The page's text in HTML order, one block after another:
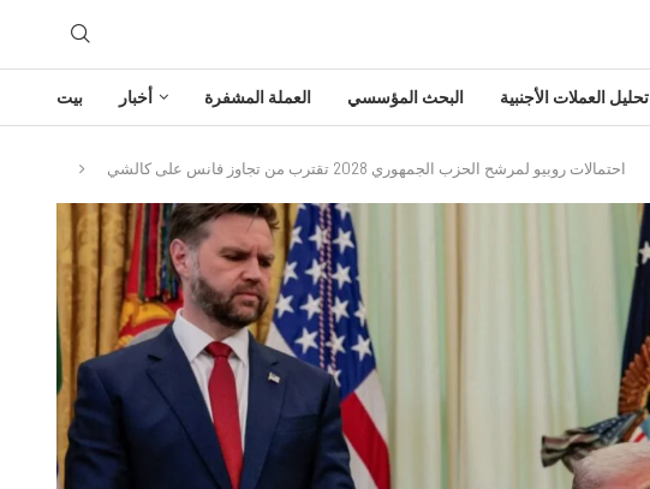
بيت أخبار العملة المشفرة البحث المؤسسي تحليل العملات الأجنبية
احتمالات روبيو لمرشح الحزب الجمهوري 2028 تقترب من تجاوز فانس على كالشي